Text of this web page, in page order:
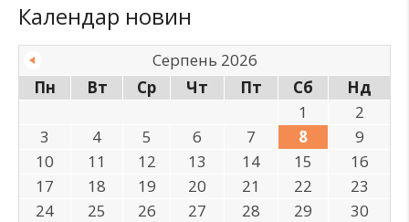
Календар новин
Серпень 2026
Пн
Вт Ср Чт Пт Сб
Нд
1
2
3
4 5 6 7 8
9
10
11 12 13 14 15
16
17
18 19 20 21 22
23
24
25 26 27 28 29
30